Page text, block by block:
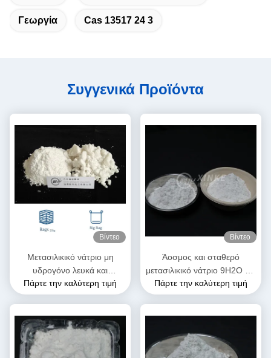
Γεωργία Cas 13517 24 3
Συγγενικά Προϊόντα
Βίντεο
Μετασιλικικό νάτριο μη
υδρογόνο λευκά και
ελεύθερα ρέοντα κόκκια /
σκόνη 13517-24-3
Πάρτε την καλύτερη τιμή
Βίντεο
Άοσμος και σταθερό
μετασιλικικό νάτριο 9H2O για
βιομηχανικές χρήσεις
Πάρτε την καλύτερη τιμή